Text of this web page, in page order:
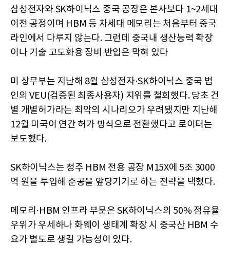
삼성전자와 SK하이닉스 중국 공장은 본사보다 1~2세대
이전 공정이며 HBM 등 차세대 메모리는 처음부터 중국
라인에서 다루지 않는다. 그런데 중국내 생산능력 확장
이나 기술 고도화용 장비 반입은 막혀 있다
미 상무부는 지난해 8월 삼성전자·SK하이닉스 중국 법
인의 VEU(검증된 최종사용자) 지위를 철회했다. 당초 건
별 개별허가라는 최악의 시나리오가 우려됐지만 지난해
12월 미국이 연간 허가 방식으로 전환했다고 로이터는
보도했다.
SK하이닉스는 청주 HBM 전용 공장 M15X에 5조 3000
억 원을 투입해 준공을 앞당기기로 하는 전략을 택했다.
메모리·HBM 인프라 부문은 SK하이닉스의 50% 점유율
우위가 우세하나 화웨이 생태계 확장 시 중국산 HBM 수
요가 별도로 생길 가능성이 있다.